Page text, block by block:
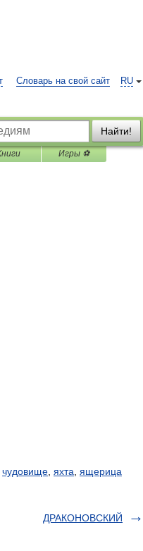
RU
Словарь на свой сайт
Найти!
Игры ⚽
чудовище яхта ящерица
ДРАКОНОВСКИЙ